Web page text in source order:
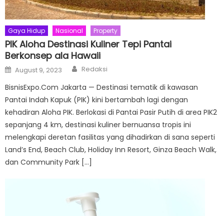
Gaya Hidup Nasional Property
PIK Aloha Destinasi Kuliner Tepi Pantai
Berkonsep ala Hawaii
Posted
on
August 9, 2023 Author
Redaksi
BisnisExpo.Com Jakarta — Destinasi tematik di kawasan
Pantai Indah Kapuk (PIK) kini bertambah lagi dengan
kehadiran Aloha PIK. Berlokasi di Pantai Pasir Putih di area PIK2
sepanjang 4 km, destinasi kuliner bernuansa tropis ini
melengkapi deretan fasilitas yang dihadirkan di sana seperti
Land’s End, Beach Club, Holiday Inn Resort, Ginza Beach Walk,
dan Community Park […]